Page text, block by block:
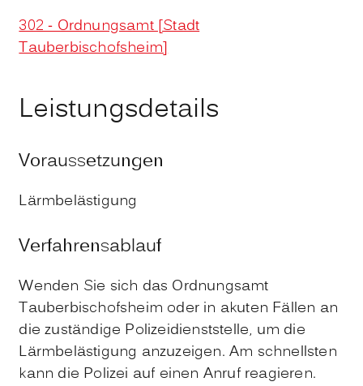
302 - Ordnungsamt [Stadt
Tauberbischofsheim]
Leistungsdetails
Voraussetzungen
Lärmbelästigung
Verfahrensablauf
Wenden Sie sich das Ordnungsamt
Tauberbischofsheim oder in akuten Fällen an
die zuständige Polizeidienststelle, um die
Lärmbelästigung anzuzeigen. Am schnellsten
kann die Polizei auf einen Anruf reagieren.